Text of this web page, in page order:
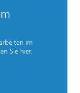
im
Sie hier.